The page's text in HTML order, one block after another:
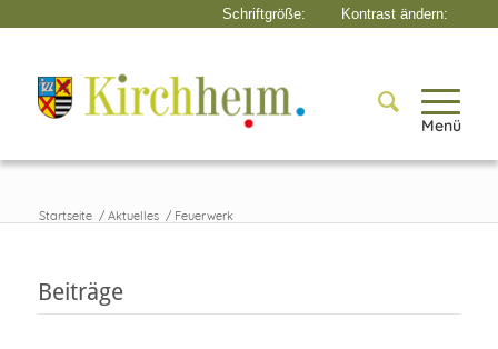
Menü
Startseite / Aktuelles / Feuerwerk
Beiträge